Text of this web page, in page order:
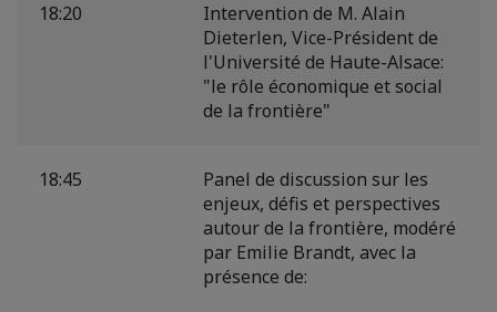
18:20
Intervention de M. Alain
Dieterlen, Vice-Président de
l'Université de Haute-Alsace:
"le rôle économique et social
de la frontière"
18:45
Panel de discussion sur les
enjeux, défis et perspectives
autour de la frontière, modéré
par Emilie Brandt, avec la
présence de: